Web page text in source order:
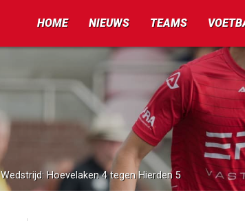
HOME NIEUWS TEAMS
Wedstrijd: Hoevelaken 4 tegen Hierden 5